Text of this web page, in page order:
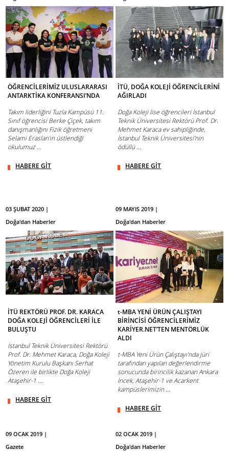
ÖĞRENCİLERİMİZ ULUSLARARASI
ANTARKTİKA KONFERANSI’NDA
Takım liderliğini Tuzla Kampüsü 11.
Sınıf öğrencisi Berke Çiçek, takım
danışmanlığını Fizik öğretmeni
Selami Eraslan’ın üstlendiği
okulumuz ...
HABERE GİT
İTÜ, DOĞA KOLEJİ ÖĞRENCİLERİNİ
AĞIRLADI
Doğa Koleji lise öğrencileri İstanbul
Teknik Üniversitesi Rektörü Prof. Dr.
Mehmet Karaca ev sahipliğinde,
İstanbul Teknik Üniversitesi’nin
ödüllü ...
HABERE GİT
03 ŞUBAT 2020 |
Doğa'dan Haberler
İTÜ REKTÖRÜ PROF. DR. KARACA
DOĞA KOLEJİ ÖĞRENCİLERİ İLE
BULUŞTU
İstanbul Teknik Üniversitesi Rektörü
Prof. Dr. Mehmet Karaca, Doğa Koleji
Yönetim Kurulu Başkanı Serhat
Özeren ile birlikte Doğa Koleji
Ataşehir-1 ...
HABERE GİT
09 MAYIS 2019 |
Doğa'dan Haberler
t-MBA YENİ ÜRÜN ÇALIŞTAYI
BİRİNCİSİ ÖĞRENCİLERİMİZ
KARİYER.NET’TEN MENTÖRLÜK
ALDI
t-MBA Yeni Ürün Çalıştayı’nda jüri
tarafından yapılan değerlendirme
sonucunda birincilik kazanan Ankara
İncek, Ataşehir-1 ve Acarkent
kampüslerimizin ...
HABERE GİT
09 OCAK 2019 |
Gazete
02 OCAK 2019 |
Doğa'dan Haberler